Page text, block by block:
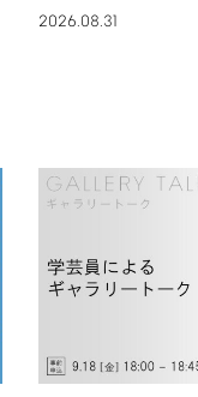
2026.08.31